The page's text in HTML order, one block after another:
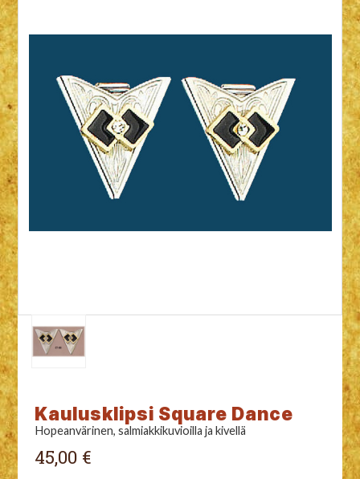
Kaulusklipsi Square Dance
Hopeanvärinen, salmiakkikuvioilla ja kivellä
45,00 €